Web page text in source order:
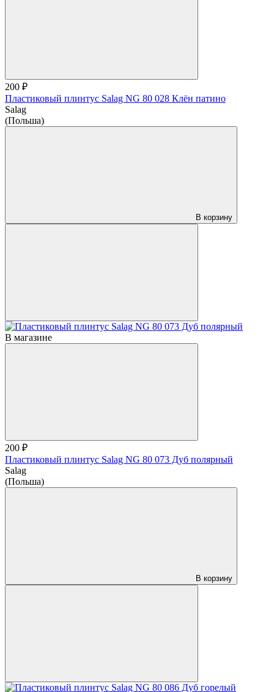
200 ₽
Пластиковый плинтус Salag NG 80 028 Клён патино
Salag
(Польша)
В корзину
В магазине
200 ₽
Пластиковый плинтус Salag NG 80 073 Дуб полярный
Salag
(Польша)
В корзину